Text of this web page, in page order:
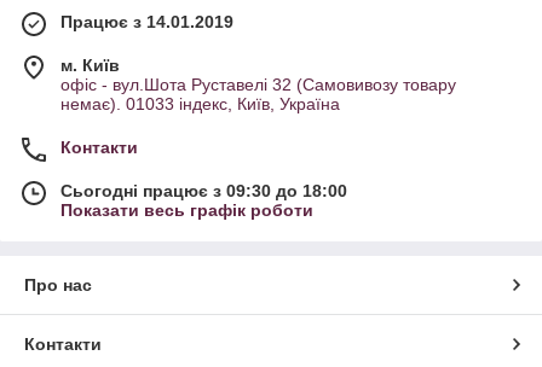
Працює з 14.01.2019
м. Київ
офіс - вул.Шота Руставелі 32 (Самовивозу товару
немає). 01033 індекс, Київ, Україна
Контакти
Сьогодні працює з 09:30 до 18:00
Показати весь графік роботи
Про нас
Контакти